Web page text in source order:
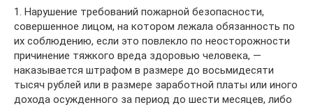
1. Нарушение требований пожарной безопасности,
совершенное лицом, на котором лежала обязанность по
их соблюдению, если это повлекло по неосторожности
причинение тяжкого вреда здоровью человека, —
наказывается штрафом в размере до восьмидесяти
тысяч рублей или в размере заработной платы или иного
дохода осужденного за период до шести месяцев, либо